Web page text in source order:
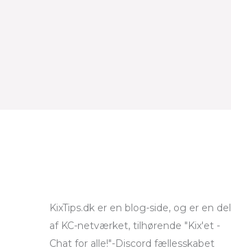
KixTips.dk er en blog-side, og er en del
af KC-netværket, tilhørende "Kix'et -
Chat for alle!"-Discord fællesskabet